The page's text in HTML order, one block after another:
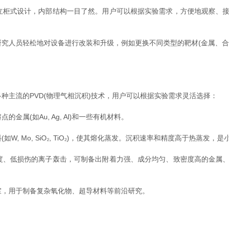
柜式设计，内部结构一目了然。用户可以根据实验需求，方便地观察
人员轻松地对设备进行改装和升级，例如更换不同类型的靶材(金属、
流的PVD(物理气相沉积)技术，用户可以根据实验需求灵活选择：
的金属(如Au, Ag, Al)和一些有机材料。
如W, Mo, SiO₂, TiO₂)，使其熔化蒸发。沉积速率和精度高于热蒸发，是
低损伤的离子轰击，可制备出附着力强、成分均匀、致密度高的金属
用于制备复杂氧化物、超导材料等前沿研究。